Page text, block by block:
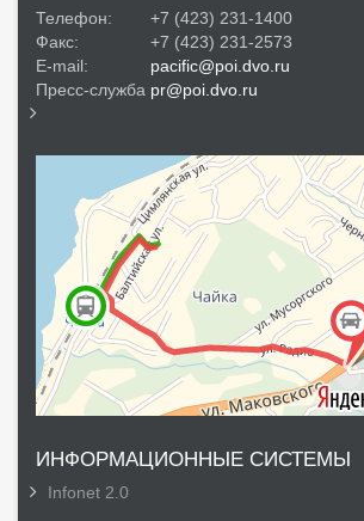
Телефон:
+7 (423) 231-1400
Факс:
+7 (423) 231-2573
E-mail:
pacific@poi.dvo.ru
Пресс-служба pr@poi.dvo.ru
ИНФОРМАЦИОННЫЕ СИСТЕМЫ
Infonet 2.0